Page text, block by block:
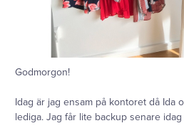
Godmorgon!
Idag är jag ensam på kontoret då Ida
lediga. Jag får lite backup senare